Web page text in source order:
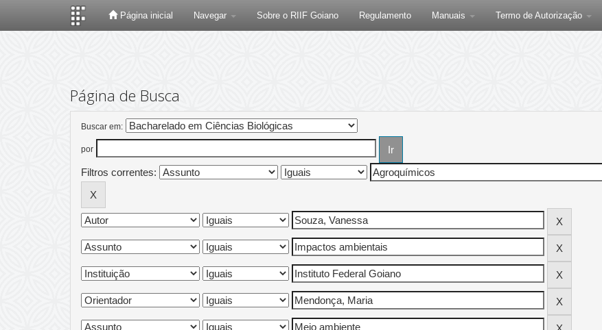
Página inicial Navegar Sobre o RIIF Goiano Regulamento Manuais Termo de Autorização
Página de Busca
Buscar em:
por
Filtros correntes: